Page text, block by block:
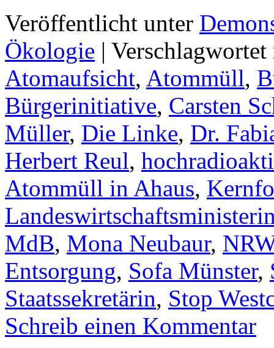
Veröffentlicht unter
Ökologie |
Atomaufsicht, Atommüll,
Bürgerinitiative, Carsten
Müller, Die Linke, Dr.
Herbert Reul,
Atommüll in Ahaus,
MdB, Mona Neubaur, NRW
Entsorgung, Sofa Münster,
Staatssekretärin, Stop
Schreib einen Kommentar